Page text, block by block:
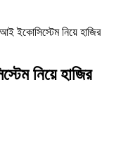
ইকোসিস্টেম নিয়ে হাজির
নিয়ে হাজির